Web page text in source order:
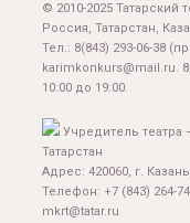
© 2010-2025 Татарский
Россия, Татарстан,
Тел.: 8(843) 293-06-38
karimkonkurs@mail.ru.
10:00 до 19:00.
Учредитель театра
Татарстан
Адрес: 420060, г.
Телефон: +7 (843) 264-
mkrt@tatar.ru